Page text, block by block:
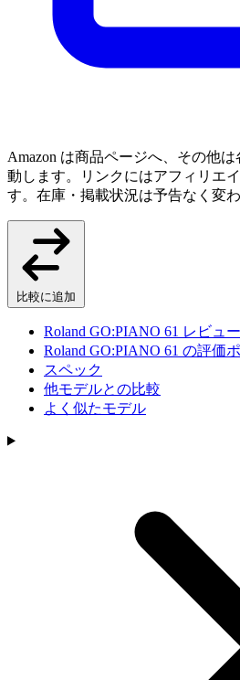
Amazon は商品ページへ、その他
動します。リンクにはアフィリエ
す。在庫・掲載状況は予告なく変
比較に追加
Roland GO:PIANO 61 レビュ
Roland GO:PIANO 61 の評価
スペック
他モデルとの比較
よく似たモデル